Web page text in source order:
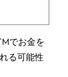
でお金を
る可能性